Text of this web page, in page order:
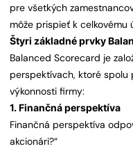
pre všetkých
môže prispieť k celkovému
Štyri základné prvky
Balanced Scorecard je
perspektívach, ktoré
výkonnosti firmy:
1. Finančná perspektíva
Finančná perspektíva
akcionári?“